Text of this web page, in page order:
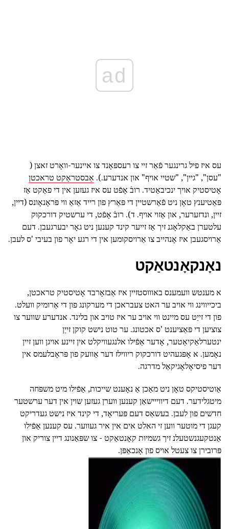
ad
עס איז פיל גרינגער פֿאַר זיי צו רעספּאָנד צו איינער-וואָרט זאצן (
"עסן", "גיין", "שטיי אויף" און אנדערע.). אַבסטראַקט טראכטן
אָטיסטיק אויך ינכיבאַטיד. רובֿ אָפֿט עס איז געזען אין די פאַקט אַז
פּאַטיענץ טאָן ניט פֿאַרשטיין די פּאַרץ פון רייד אַזאַ ווי פּראָנאָונס (דיין,
זיין, ונדזערער, און אַזוי אויף. ד). רובֿ אָפֿט, די ערשטיק דורכקוק
עלטערן באַקלאָגנ זיך אַז זייער קינד קענען ניט גאָר יבערגעבן. דעם
אַרויסגעבן איז אָנהייב צו אַרויסקומען אין די רגע יאָר פון בעיבי 'ס לעבן.
נאָנקאָנטאַקט
א מענטש וועמענס באוווסטזיין איז אַבזאָרבד אָטיסטיק טראכטן,
ביכייווינג ווי אויב ער האט צעבראכן די מערקונג פון די אַרומיק וועלט.
פון די זייַט עס מיינט ווי אויב ער איז טויב און בלינד. אנדערע שווער צו
צוציען די פּאַציענט 'ס אכטונג. ער טוט נישט קוקן זייַן
ינטערלאַקיאַטער, אָדער אַפֿילו אלנגעוויקלט אין זיינע אויגן ווען זיין
נאָמען. א אָפּגעהיט דורכקוק ריווילז דער אַוועק פון פּראָבלעמס אין
דער פיסיאָלאָגיקאַל מדרגה.
אַוטיסטיקס טאָן ניט מאַכן אַ נאָענט שייכות, אַפֿילו מיט משפּחה
מיטגלידער. דעם דיווייישאַן קענען ווערן געזען שוין אין דער ערשטער
חדשים פון לעבן. בעשאַס דעם פּעריאָד, די קינד איז נישט געדריקט
קעגן די מוטער ווען זי האלט אים אין איר געווער. עס קענען אַפֿילו
אַנטקעגנשטעלנ זיך גשמיות קאָנטאַקט - צו שפּאַנונג דיין צוריק און
פּרובירן צו צעטל אויס פון אָנכאַפּן.